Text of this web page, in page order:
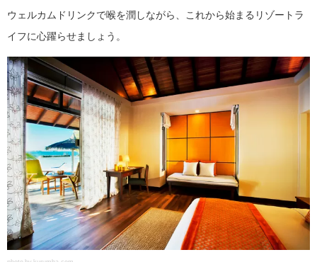
ウェルカムドリンクで喉を潤しながら、これから始まるリゾートラ
イフに心躍らせましょう。